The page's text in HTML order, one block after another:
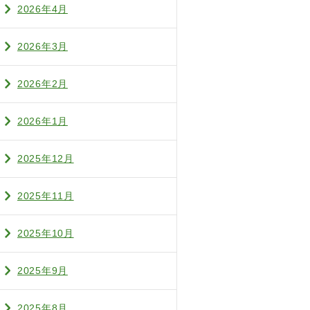
2026年4月
2026年3月
2026年2月
2026年1月
2025年12月
2025年11月
2025年10月
2025年9月